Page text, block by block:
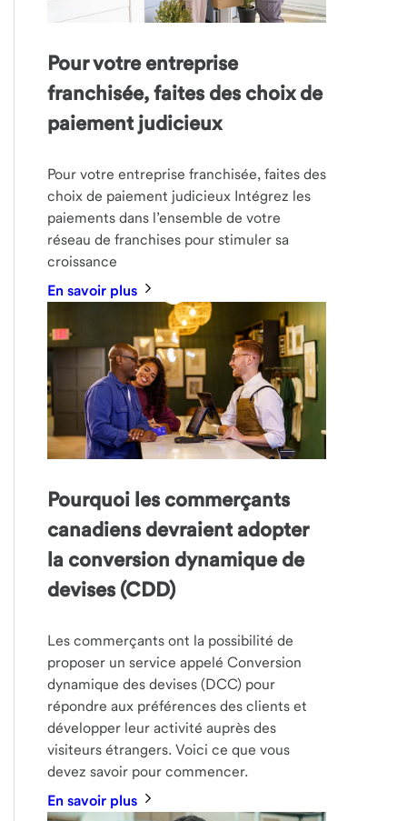
Pour votre entreprise
franchisée, faites des choix de
paiement judicieux
Pour votre entreprise franchisée, faites des
choix de paiement judicieux Intégrez les
paiements dans l’ensemble de votre
réseau de franchises pour stimuler sa
croissance
En savoir plus
Pourquoi les commerçants
canadiens devraient adopter
la conversion dynamique de
devises (CDD)
Les commerçants ont la possibilité de
proposer un service appelé Conversion
dynamique des devises (DCC) pour
répondre aux préférences des clients et
développer leur activité auprès des
visiteurs étrangers. Voici ce que vous
devez savoir pour commencer.
En savoir plus